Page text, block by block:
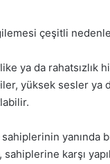
çeşitli
ya da rahatsızlık
yüksek sesler
yanında
karşı